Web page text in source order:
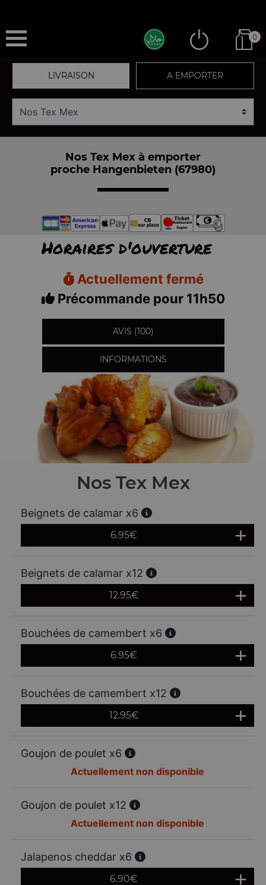
0
LIVRAISON A EMPORTER
Nos Tex Mex à emporter
proche Hangenbieten (67980)
Horaires d'ouverture
Actuellement fermé
Précommande pour 11h50
AVIS (100)
INFORMATIONS
Nos Tex Mex
Beignets de calamar x6
6.95€
Beignets de calamar x12
12.95€
Bouchées de camembert x6
6.95€
Bouchées de camembert x12
12.95€
Goujon de poulet x6
Actuellement non disponible
Goujon de poulet x12
Actuellement non disponible
Jalapenos cheddar x6
6.90€